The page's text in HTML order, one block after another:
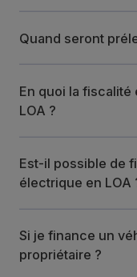
Quand seront
En quoi la
LOA ?
Est-il possible de
électrique en LOA
Si je finance un
propriétaire ?